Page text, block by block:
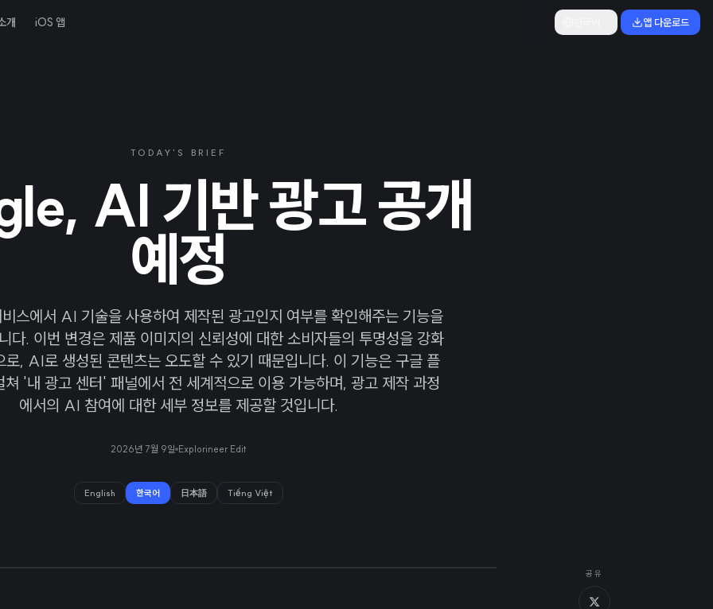
개 iOS 앱 앱 다운로드
TODAY'S BRIEF
AI 기반 광고 공개
예정
스에서 AI 기술을 사용하여 제작된 광고인지 여부를 확인해주는 기능을
다. 이번 변경은 제품 이미지의 신뢰성에 대한 소비자들의 투명성을 강화
로, AI로 생성된 콘텐츠는 오도할 수 있기 때문입니다. 이 기능은 구글 플
쳐 '내 광고 센터' 패널에서 전 세계적으로 이용 가능하며, 광고 제작 과정
에서의 AI 참여에 대한 세부 정보를 제공할 것입니다.
2026년 7월 9일 Explorineer Edit
English 한국어 日本語 Tiếng Việt
공유